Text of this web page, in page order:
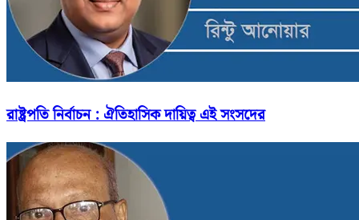
রাষ্ট্রপতি নির্বাচন : ঐতিহাসিক দায়িত্ব এই সংসদের